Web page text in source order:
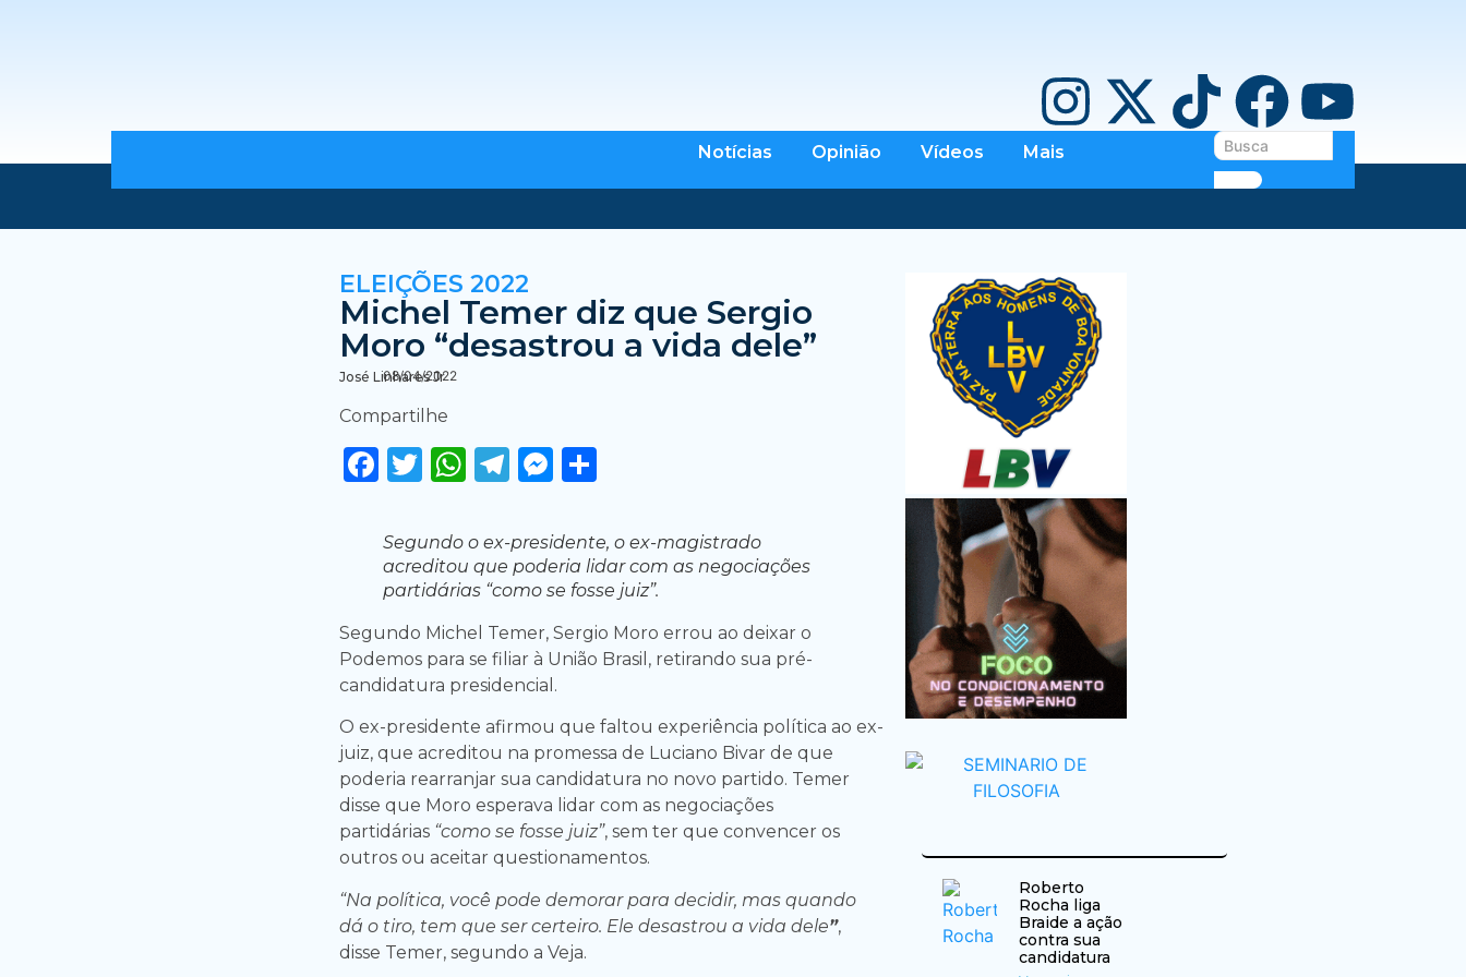
Notícias Opinião Vídeos Mais
ELEIÇÕES 2022
Michel Temer diz que Sergio
Moro “desastrou a vida dele”
José Linhares Jr
08/04/2022
Compartilhe
Facebook
Twitter
WhatsApp
Telegram
Messenger
Segundo o ex-presidente, o ex-magistrado
acreditou que poderia lidar com as negociações
partidárias “como se fosse juiz”.
Segundo Michel Temer, Sergio Moro errou ao deixar o
Podemos para se filiar à União Brasil, retirando sua pré-
candidatura presidencial.
O ex-presidente afirmou que faltou experiência política ao ex-
juiz, que acreditou na promessa de Luciano Bivar de que
poderia rearranjar sua candidatura no novo partido. Temer
disse que Moro esperava lidar com as negociações
partidárias “como se fosse juiz”, sem ter que convencer os
outros ou aceitar questionamentos.
“Na política, você pode demorar para decidir, mas quando
dá o tiro, tem que ser certeiro. Ele desastrou a vida dele”,
disse Temer, segundo a Veja.
Roberto
Rocha liga
Braide a ação
contra sua
candidatura